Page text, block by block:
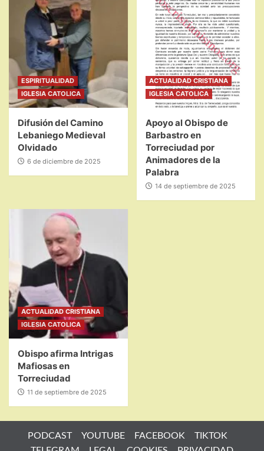
ESPIRITUALIDAD
IGLESIA CATOLICA
Difusión del Camino
Lebaniego Medieval
Olvidado
6 de diciembre de 2025
ACTUALIDAD CRISTIANA
IGLESIA CATOLICA
Apoyo al Obispo de
Barbastro en
Torreciudad por
Animadores de la
Palabra
14 de septiembre de 2025
ACTUALIDAD CRISTIANA
IGLESIA CATOLICA
Obispo afirma Intrigas
Mafiosas en
Torreciudad
11 de septiembre de 2025
PODCAST YOUTUBE FACEBOOK
TIKTOK